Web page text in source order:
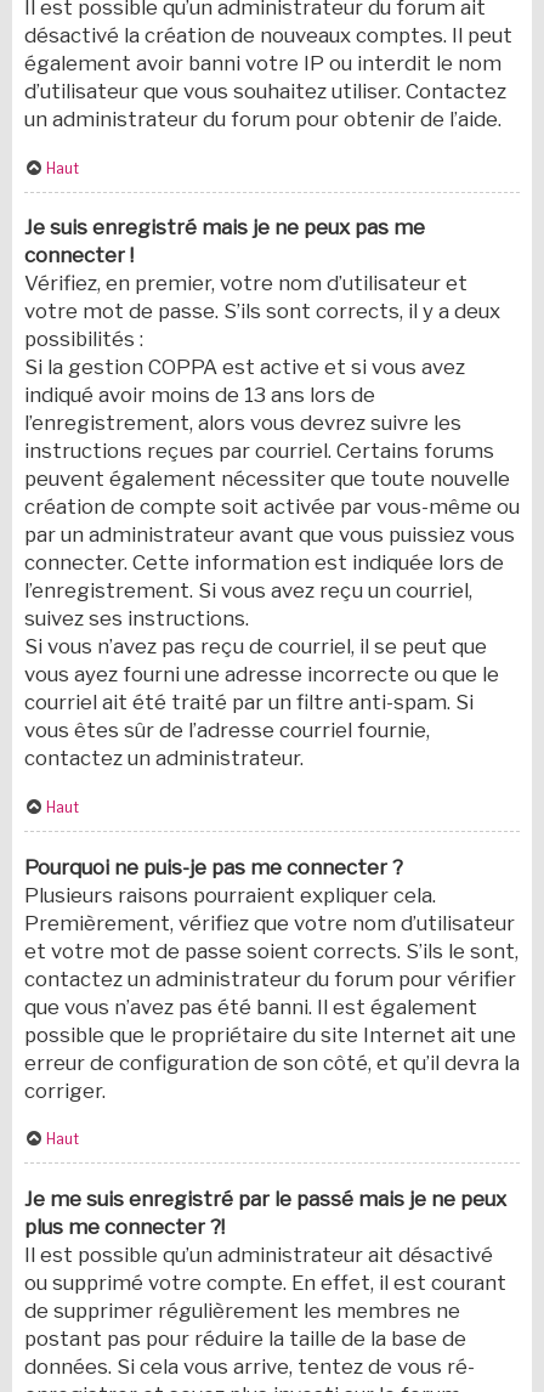
Il est possible qu’un administrateur du forum ait
désactivé la création de nouveaux comptes. Il peut
également avoir banni votre IP ou interdit le nom
d’utilisateur que vous souhaitez utiliser. Contactez
un administrateur du forum pour obtenir de l’aide.
Haut
Je suis enregistré mais je ne peux pas me
connecter !
Vérifiez, en premier, votre nom d’utilisateur et
votre mot de passe. S’ils sont corrects, il y a deux
possibilités :
Si la gestion COPPA est active et si vous avez
indiqué avoir moins de 13 ans lors de
l’enregistrement, alors vous devrez suivre les
instructions reçues par courriel. Certains forums
peuvent également nécessiter que toute nouvelle
création de compte soit activée par vous-même ou
par un administrateur avant que vous puissiez vous
connecter. Cette information est indiquée lors de
l’enregistrement. Si vous avez reçu un courriel,
suivez ses instructions.
Si vous n’avez pas reçu de courriel, il se peut que
vous ayez fourni une adresse incorrecte ou que le
courriel ait été traité par un filtre anti-spam. Si
vous êtes sûr de l’adresse courriel fournie,
contactez un administrateur.
Haut
Pourquoi ne puis-je pas me connecter ?
Plusieurs raisons pourraient expliquer cela.
Premièrement, vérifiez que votre nom d’utilisateur
et votre mot de passe soient corrects. S’ils le sont,
contactez un administrateur du forum pour vérifier
que vous n’avez pas été banni. Il est également
possible que le propriétaire du site Internet ait une
erreur de configuration de son côté, et qu’il devra la
corriger.
Haut
Je me suis enregistré par le passé mais je ne peux
plus me connecter ?!
Il est possible qu’un administrateur ait désactivé
ou supprimé votre compte. En effet, il est courant
de supprimer régulièrement les membres ne
postant pas pour réduire la taille de la base de
données. Si cela vous arrive, tentez de vous ré-